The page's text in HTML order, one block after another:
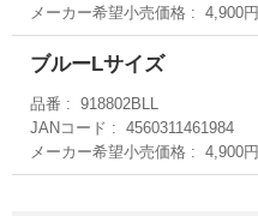
メーカー希望小売価格
4,900円
ブルーLサイズ
品番
918802BLL
JANコード
4560311461984
メーカー希望小売価格
4,900円